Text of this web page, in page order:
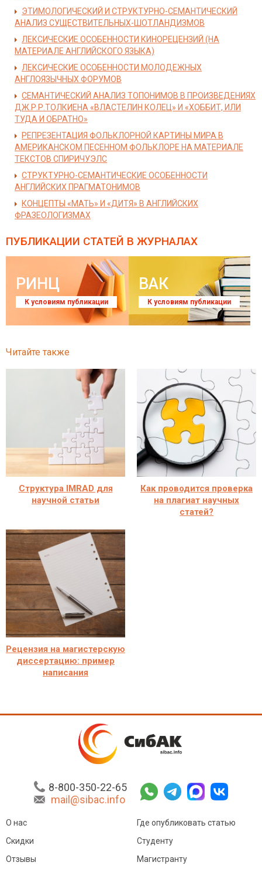
ЭТИМОЛОГИЧЕСКИЙ И СТРУКТУРНО-СЕМАНТИЧЕСКИЙ
АНАЛИЗ СУЩЕСТВИТЕЛЬНЫХ-ШОТЛАНДИЗМОВ
ЛЕКСИЧЕСКИЕ ОСОБЕННОСТИ КИНОРЕЦЕНЗИЙ (НА
МАТЕРИАЛЕ АНГЛИЙСКОГО ЯЗЫКА)
ЛЕКСИЧЕСКИЕ ОСОБЕННОСТИ МОЛОДЕЖНЫХ
АНГЛОЯЗЫЧНЫХ ФОРУМОВ
СЕМАНТИЧЕСКИЙ АНАЛИЗ ТОПОНИМОВ В ПРОИЗВЕДЕНИЯХ
ДЖ.Р.Р.ТОЛКИЕНА «ВЛАСТЕЛИН КОЛЕЦ» И «ХОББИТ, ИЛИ
ТУДА И ОБРАТНО»
РЕПРЕЗЕНТАЦИЯ ФОЛЬКЛОРНОЙ КАРТИНЫ МИРА В
АМЕРИКАНСКОМ ПЕСЕННОМ ФОЛЬКЛОРЕ НА МАТЕРИАЛЕ
ТЕКСТОВ СПИРИЧУЭЛС
СТРУКТУРНО-СЕМАНТИЧЕСКИЕ ОСОБЕННОСТИ
АНГЛИЙСКИХ ПРАГМАТОНИМОВ
КОНЦЕПТЫ «МАТЬ» И «ДИТЯ» В АНГЛИЙСКИХ
ФРАЗЕОЛОГИЗМАХ
ПУБЛИКАЦИИ СТАТЕЙ В ЖУРНАЛАХ
РИНЦ
К условиям публикации
ВАК
К условиям публикации
Читайте также
Структура IMRAD для
научной статьи
Как проводится проверка
на плагиат научных
статей?
Рецензия на магистерскую
диссертацию: пример
написания
8-800-350-22-65
mail@sibac.info
О нас
Скидки
Отзывы
Где опубликовать статью
Студенту
Магистранту